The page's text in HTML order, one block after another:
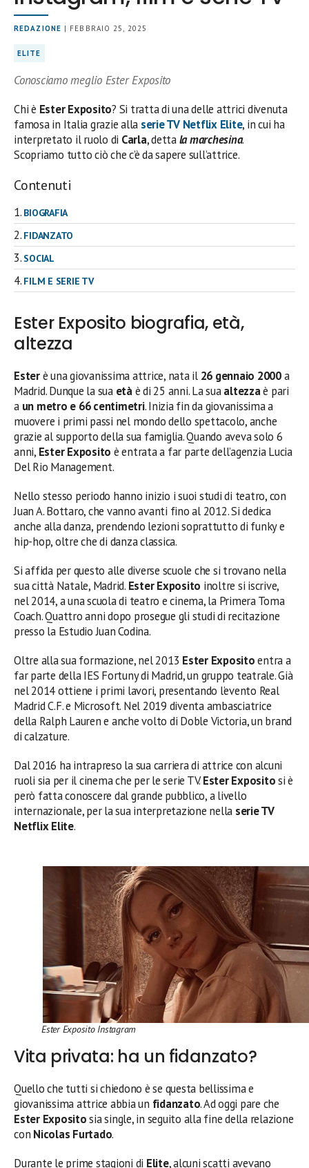
REDAZIONE | FEBBRAIO 25, 2025
ELITE
Conosciamo meglio Ester Exposito
Chi è Ester Exposito? Si tratta di una delle attrici divenuta
famosa in Italia grazie alla serie TV Netflix Elite, in cui ha
interpretato il ruolo di Carla, dettala marchesina.
Scopriamo tutto ciò che c’è da sapere sull’attrice.
Contenuti
BIOGRAFIA
FIDANZATO
SOCIAL
FILM E SERIE TV
Ester Exposito biografia, età,
altezza
Esterè una giovanissima attrice, nata il26 gennaio 2000a
Madrid. Dunque la sua etàè di 25 anni. La suaaltezzaè pari
a un metro e 66 centimetri. Inizia fin da giovanissima a
muovere i primi passi nel mondo dello spettacolo, anche
grazie al supporto della sua famiglia. Quando aveva solo 6
anni, Ester Exposito è entrata a far parte dell’agenzia Lucia
Del Rio Management.
Nello stesso periodo hanno inizio i suoi studi di teatro, con
Juan A. Bottaro, che vanno avanti fino al 2012. Si dedica
anche alla danza, prendendo lezioni soprattutto di funky e
hip-hop, oltre che di danza classica.
Si affida per questo alle diverse scuole che si trovano nella
sua città Natale, Madrid. Ester Exposito inoltre si iscrive,
nel 2014, a una scuola di teatro e cinema, la Primera Toma
Coach. Quattro anni dopo prosegue gli studi di recitazione
presso la Estudio Juan Codina.
Oltre alla sua formazione, nel 2013 Ester Expositoentra a
far parte della IES Fortuny di Madrid, un gruppo teatrale. Già
nel 2014 ottiene i primi lavori, presentando l’evento Real
Madrid C.F. e Microsoft. Nel 2019 diventa ambasciatrice
della Ralph Lauren e anche volto di Doble Victoria, un brand
di calzature.
Dal 2016 ha intrapreso la sua carriera di attrice con alcuni
ruoli sia per il cinema che per le serie TV.Ester Expositosi è
però fatta conoscere dal grande pubblico, a livello
internazionale, per la sua interpretazione nella serie TV
Netflix Elite.
Ester Exposito Instagram
Vita privata: ha un fidanzato?
Quello che tutti si chiedono è se questa bellissima e
giovanissima attrice abbia un fidanzato. Ad oggi pare che
Ester Expositosia single, in seguito alla fine della relazione
con Nicolas Furtado.
Durante le prime stagioni di Elite, alcuni scatti avevano